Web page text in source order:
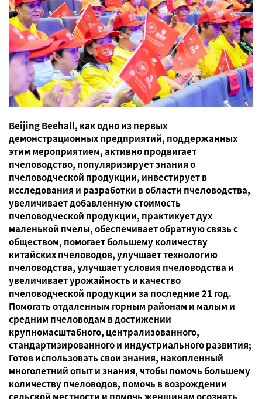
Beijing Beehall, как одно из первых
демонстрационных предприятий, поддержанных
этим мероприятием, активно продвигает
пчеловодство, популяризирует знания о
пчеловодческой продукции, инвестирует в
исследования и разработки в области пчеловодства,
увеличивает добавленную стоимость
пчеловодческой продукции, практикует дух
маленькой пчелы, обеспечивает обратную связь с
обществом, помогает большему количеству
китайских пчеловодов, улучшает технологию
пчеловодства, улучшает условия пчеловодства и
увеличивает урожайность и качество
пчеловодческой продукции за последние 21 год.
Помогать отдаленным горным районам и малым и
средним пчеловодам в достижении
крупномасштабного, централизованного,
стандартизированного и индустриального развития;
Готов использовать свои знания, накопленный
многолетний опыт и знания, чтобы помочь большему
количеству пчеловодов, помочь в возрождении
сельской местности и помочь женщинам осознать